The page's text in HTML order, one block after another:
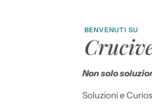
BENVENUTI SU
Non solo
Soluzioni e